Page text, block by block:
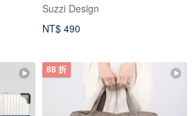
Suzzi Design
NT$ 490
88 折